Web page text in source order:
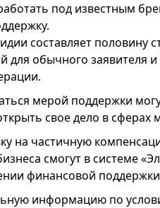
под известным
составляет
для обычного заявителя
мерой поддержки
свое дело в сферах
на частичную
смогут в системе
финансовой
информацию по